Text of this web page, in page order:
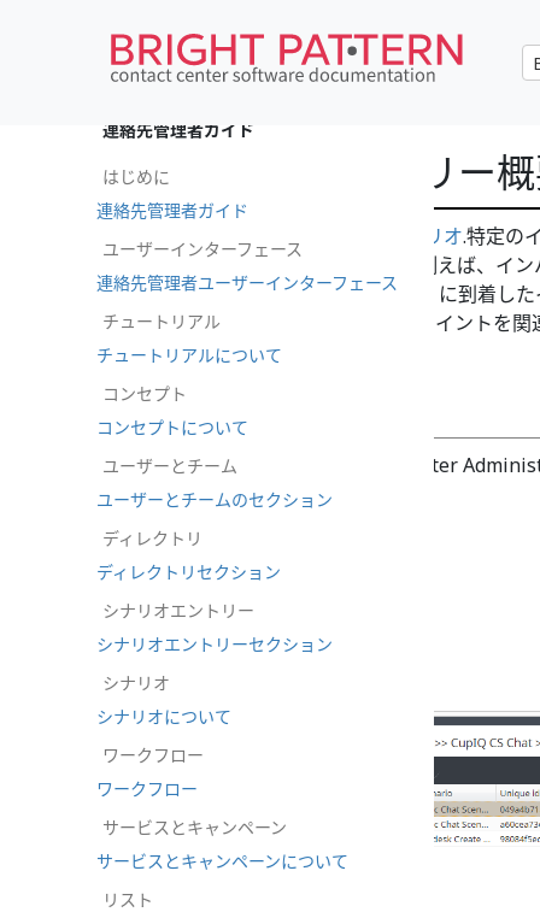
•English
シナリオエントリー
自動対話処理のロジックは シナリオ.特定の
は、特定のアクセス
（例えば、イ
チャットの場合はウェブページ）に到着し
す。特定のシナリオとアクセスポイントを
ントリーと呼ばれる。
セクション
次のセクションは、Contact Center
トリー」にあります。
メッセージ/チャット
ウェブコールバック
連絡先管理者ガイド
はじめに
連絡先管理者ガイド
ユーザーインターフェース
連絡先管理者ユーザーインターフェース
チュートリアル
チュートリアルについて
コンセプト
コンセプトについて
ユーザーとチーム
ユーザーとチームのセクション
ディレクトリ
ディレクトリセクション
シナリオエントリー
シナリオエントリーセクション
シナリオ
シナリオについて
ワークフロー
ワークフロー
サービスとキャンペーン
サービスとキャンペーンについて
リスト